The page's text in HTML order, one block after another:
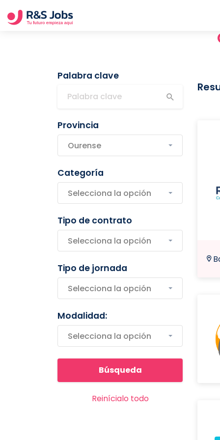
Palabra clave
Provincia
Ourense
Categoría
Selecciona la opción
Tipo de contrato
Selecciona la opción
Tipo de jornada
Selecciona la opción
Modalidad:
Selecciona la opción
Reinícialo todo